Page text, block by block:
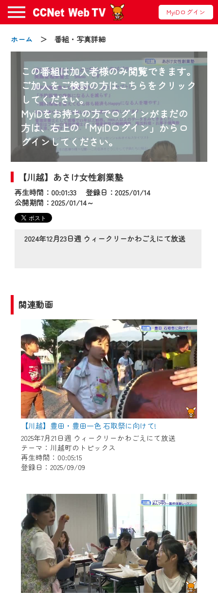
MyiDログイン
ホーム ＞ 番組・写真詳細
この番組は加入者様のみ閲覧できます。
ご加入をご検討の方はこちらをクリック
してください。
MyiDをお持ちの方でログインがまだの
方は、右上の「MyiDログイン」からロ
グインしてください。
【川越】あさけ女性創業塾
再生時間：00:01:33 登録日：2025/01/14
公開期間：2025/01/14～
2024年12月23日週 ウィークリーかわごえにて放送
関連動画
【川越】豊田・豊田一色 石取祭に向けて!
2025年7月21日週 ウィークリーかわごえにて放送
テーマ：川越町のトピックス
再生時間：00:05:15
登録日：2025/09/09
お知らせ
2024/09/02
動画配信サービス『CCNet Web TV』は2024
年9月24日からリニューアルします！
【変更点】
◆デザイン変更により、お住まいの地域
の動画コンテンツが一目瞭然。
◆当社アプリやＰＣブラウザから、いつ
でも・どこでも・外出先でも！
2024年9月24日からはご加入者様へのサー
ビス向上のため、
『CCNet Web TV』を利用いただくには、
一部コンテンツを除き、
CCNetサービスへの加入と『CCNetマイ
ページ※』へのログインが必要となりま
す。
何卒、ご理解ご了承の程よろしくお願い
いたします。
※マイページへのログインには、MyIDが必
要となります。
※MyIDとは、CCNet Web TVを含むCCNetの
各種サービスをご利用頂くためのIDです。
で設定できます。
（GmailやYahooなどのフリーメールアドレ
スでも作成可能です）
※マイページへのログイン・MyIDの新規登
録はこちらから
※CCNetアプリをご利用中の方は引き続き
ご視聴いただけます。